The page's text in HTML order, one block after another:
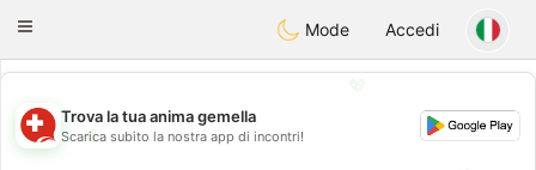
Suissi
Toggle
Mode Accedi
💖
Trova la tua anima gemella
Scarica subito la nostra app di incontri!